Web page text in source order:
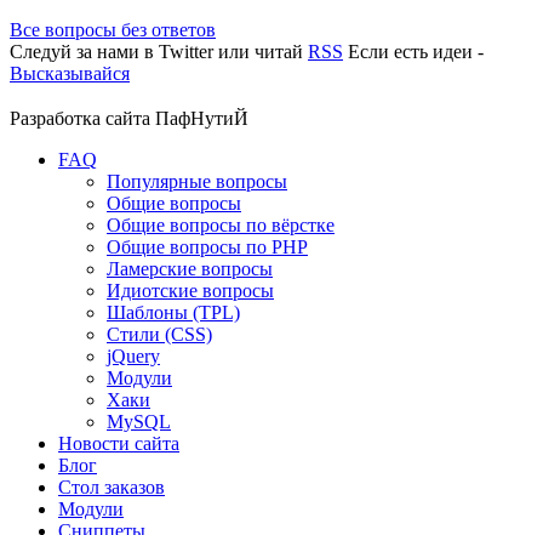
Все вопросы без ответов
Следуй за нами в Twitterили читай RSS Если есть идеи -
Высказывайся
Разработка сайта ПафНутиЙ
FAQ
Популярные вопросы
Общие вопросы
Общие вопросы по вёрстке
Общие вопросы по PHP
Ламерские вопросы
Идиотские вопросы
Шаблоны (TPL)
Стили (CSS)
jQuery
Модули
Хаки
MySQL
Новости сайта
Блог
Стол заказов
Модули
Сниппеты